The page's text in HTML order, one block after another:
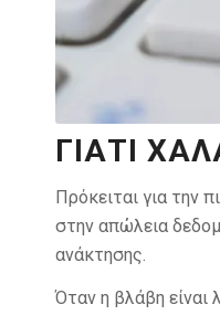
ΓΙΑΤΊ
Πρόκειται για την
στην απώλεια
ανάκτησης.
Όταν η βλάβη είναι